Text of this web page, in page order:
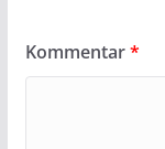
Kommentar*